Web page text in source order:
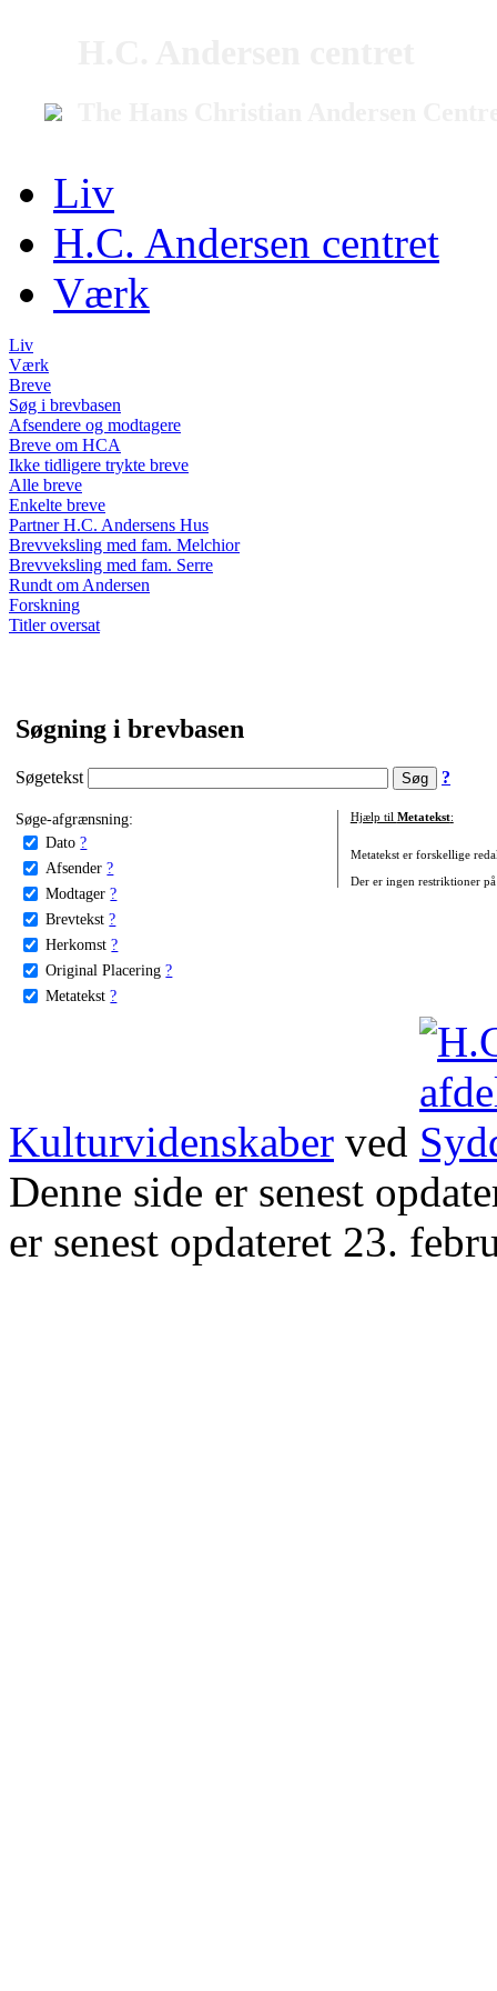
Liv
H.C. Andersen centret
Værk
Liv
Værk
Breve
Søg i brevbasen
Afsendere og modtagere
Breve om HCA
Ikke tidligere trykte breve
Alle breve
Enkelte breve
Partner H.C. Andersens Hus
Brevveksling med fam. Melchior
Brevveksling med fam. Serre
Rundt om Andersen
Forskning
Titler oversat
Søgning i brevbasen
Søgetekst ?
Søge-afgrænsning:
Dato ?
Afsender ?
Modtager ?
Brevtekst ?
Herkomst ?
Original Placering ?
Metatekst ?
Hjælp til Metatekst:
Metatekst er forskellige
Der er ingen restriktioner
Kulturvidenskaber ved
Denne side er senest
er senest opdateret 23.